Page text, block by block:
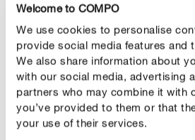
Welcome to COMPO
We use cookies to personalise
provide social media features and
We also share information about
with our social media, advertising
partners who may combine it with
you’ve provided to them or that
your use of their services.
DESCRIZIONE DEL PRODOTTO
UTILIZZO
DETTAGLI TECNICI
CHIEDICI DEL PRODOTTO